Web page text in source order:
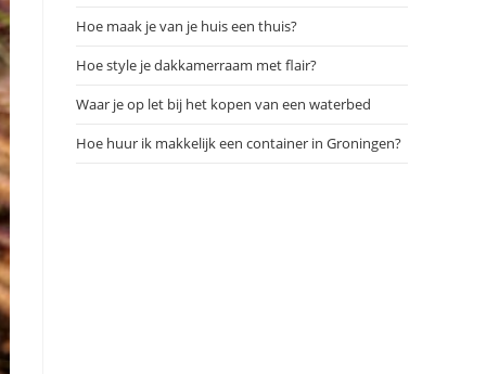
Hoe maak je van je huis een thuis?
Hoe style je dakkamerraam met flair?
Waar je op let bij het kopen van een waterbed
Hoe huur ik makkelijk een container in Groningen?